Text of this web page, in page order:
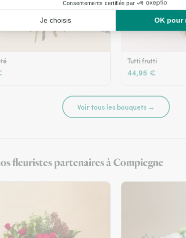
Tutti frutti
44,95 €
Voir tous les bouquets →
fleuristes partenaires à Compiegne